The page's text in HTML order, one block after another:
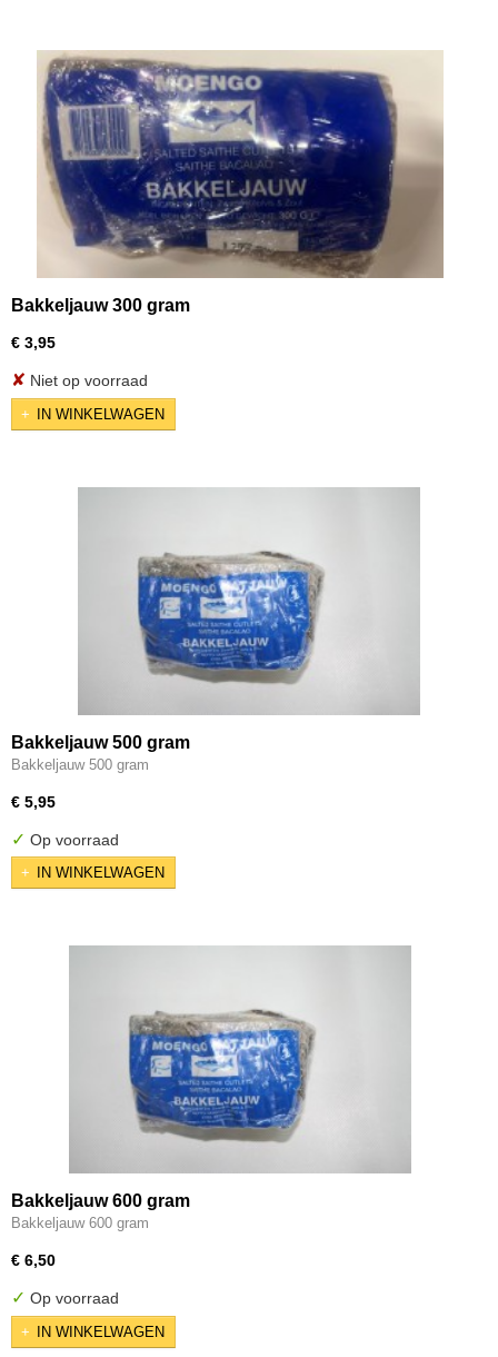
Bakkeljauw 300 gram
€ 3,95
✘ Niet op voorraad
IN WINKELWAGEN
Bakkeljauw 500 gram
Bakkeljauw 500 gram
€ 5,95
✓ Op voorraad
IN WINKELWAGEN
Bakkeljauw 600 gram
Bakkeljauw 600 gram
€ 6,50
✓ Op voorraad
IN WINKELWAGEN